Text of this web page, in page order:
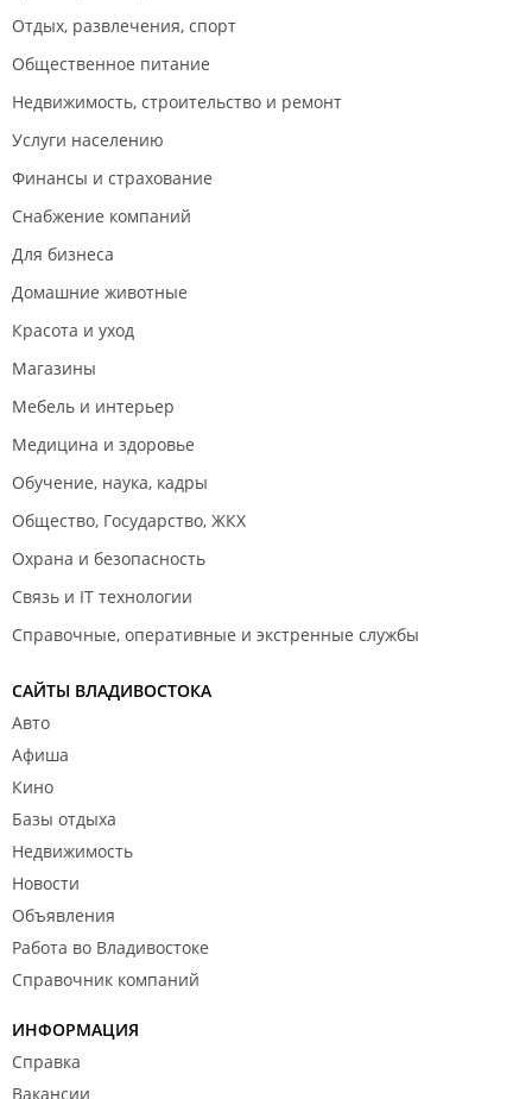
Отдых, развлечения, спорт
Общественное питание
Недвижимость, строительство и ремонт
Услуги населению
Финансы и страхование
Снабжение компаний
Для бизнеса
Домашние животные
Красота и уход
Магазины
Мебель и интерьер
Медицина и здоровье
Обучение, наука, кадры
Общество, Государство, ЖКХ
Охрана и безопасность
Связь и IT технологии
Справочные, оперативные и экстренные службы
САЙТЫ ВЛАДИВОСТОКА
Авто
Афиша
Кино
Базы отдыха
Недвижимость
Новости
Объявления
Работа во Владивостоке
Справочник компаний
ИНФОРМАЦИЯ
Справка
Вакансии